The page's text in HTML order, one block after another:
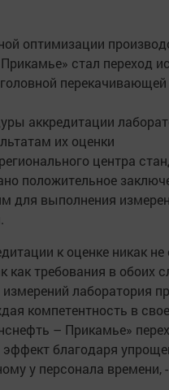
оптимизации
стал переход
аккредитации
их оценки
центра
положительное
для выполнения
к оценке никак
требования в обоих
лаборатория
компетентность в
– Прикамье»
благодаря
у персонала времени,